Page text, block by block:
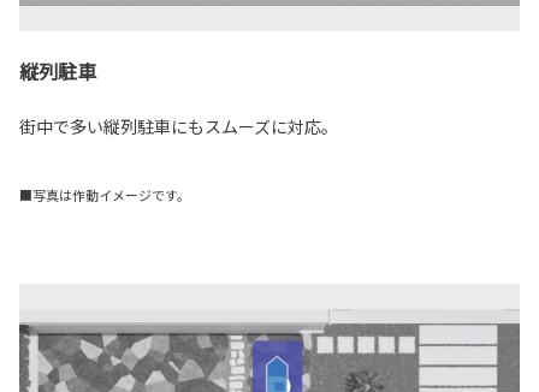
縦列駐車
街中で多い縦列駐車にもスムーズに対応。
■写真は作動イメージです。